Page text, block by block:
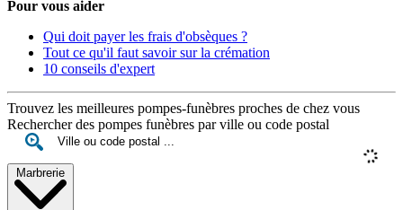
Pour vous aider
Qui doit payer les frais d'obsèques ?
Tout ce qu'il faut savoir sur la crémation
10 conseils d'expert
Trouvez les meilleures pompes-funèbres proches de chez vous
Rechercher des pompes funèbres par ville ou code postal
Marbrerie